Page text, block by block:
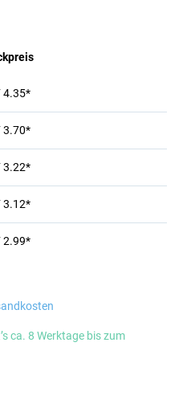
4.35*
3.70*
3.22*
3.12*
2.99*
ca. 8 Werktage bis zum